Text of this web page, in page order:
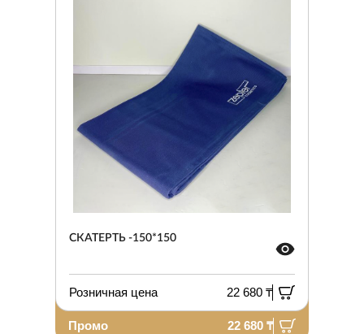
СКАТЕРТЬ -150*150
Розничная цена 22 680 ₸
Промо 22 680 ₸